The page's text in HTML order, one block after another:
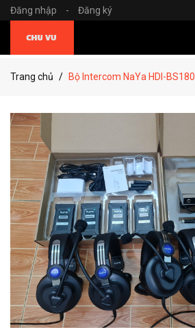
Đăng nhập - Đăng ký
Trang chủ Bộ Intercom NaYa HDI-BS180